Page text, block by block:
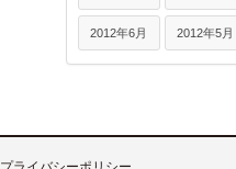
2012年6月 2012年5月